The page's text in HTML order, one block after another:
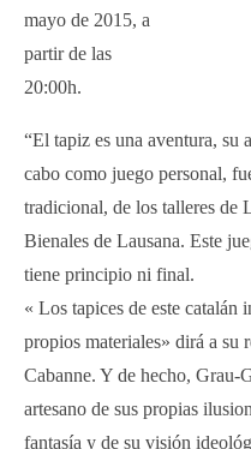
mayo de 2015, a
partir de las
20:00h.
“El tapiz es una aventura, su
cabo como juego personal,
tradicional, de los talleres de
Bienales de Lausana. Este
tiene principio ni final.
« Los tapices de este catalán
propios materiales» dirá a su
Cabanne. Y de hecho, Grau-
artesano de sus propias
fantasía y de su visión